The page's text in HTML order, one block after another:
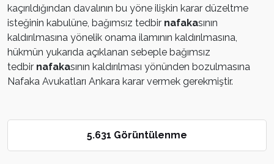
kaçırıldığından davalının bu yöne ilişkin karar düzeltme
isteğinin kabulüne, bağımsız tedbir nafakasının
kaldırılmasına yönelik onama ilamının kaldırılmasına,
hükmün yukarıda açıklanan sebeple bağımsız
tedbir nafakasının kaldırılması yönünden bozulmasına
Nafaka Avukatları Ankara karar vermek gerekmiştir.
5.631 Görüntülenme